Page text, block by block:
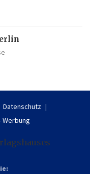
Datenschutz
Werbung